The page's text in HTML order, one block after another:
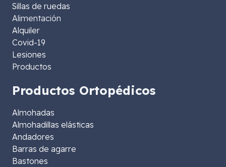
Sillas de ruedas
Alimentación
Alquiler
Covid-19
Lesiones
Productos
Productos Ortopédicos
Almohadas
Almohadillas elásticas
Andadores
Barras de agarre
Bastones